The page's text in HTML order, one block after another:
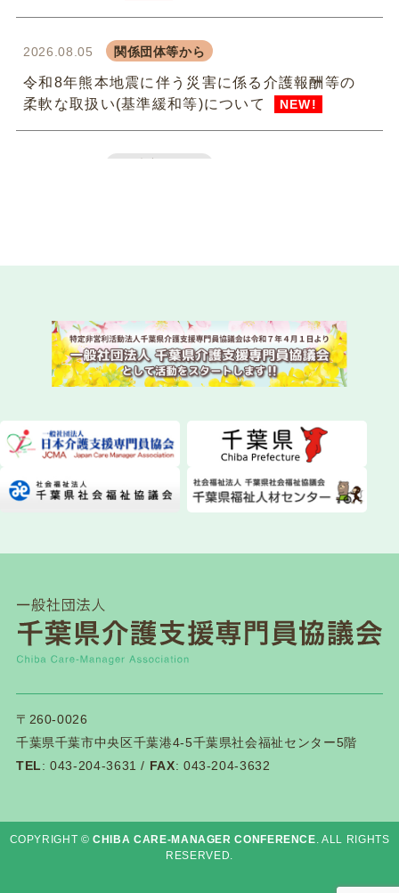
2026.08.05 関係団体等から
令和8年熊本地震に伴う災害に係る介護報酬等の
柔軟な取扱い(基準緩和等)について
NEW!
2026.07.28 委員会活動
た！
2026.07.28
第１２０回研修会開催について
千葉県「カスハラ相談センター」に居宅介護支援
事業所等が追加されました
第１１９回研修会終了後アンケートはこちら
〒260-0026
千葉県千葉市中央区千葉港4-5千葉県社会福祉センター5階
TEL: 043-204-3631 / FAX: 043-204-3632
COPYRIGHT ©CHIBA CARE-MANAGER CONFERENCE. ALL RIGHTS
RESERVED.